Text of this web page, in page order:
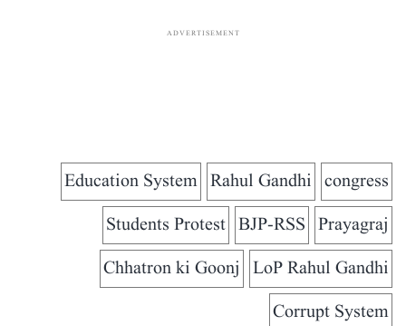
ADVERTISEMENT
congress
Rahul Gandhi
Education System
Prayagraj
BJP-RSS
Students Protest
LoP Rahul Gandhi
Chhatron ki Goonj
Corrupt System